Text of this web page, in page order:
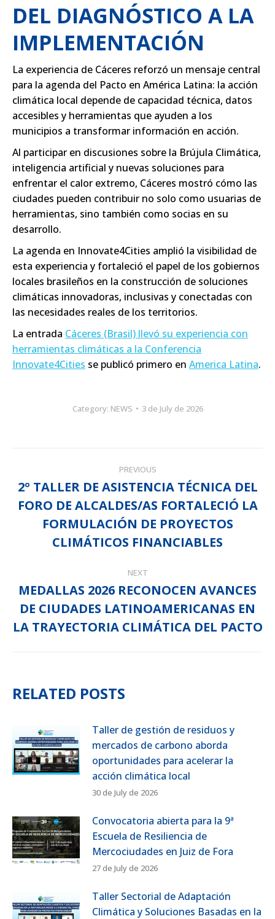
DEL DIAGNÓSTICO A LA
IMPLEMENTACIÓN
La experiencia de Cáceres reforzó un mensaje central
para la agenda del Pacto en América Latina: la acción
climática local depende de capacidad técnica, datos
accesibles y herramientas que ayuden a los
municipios a transformar información en acción.
Al participar en discusiones sobre la Brújula Climática,
inteligencia artificial y nuevas soluciones para
enfrentar el calor extremo, Cáceres mostró cómo las
ciudades pueden contribuir no solo como usuarias de
herramientas, sino también como socias en su
desarrollo.
La agenda en Innovate4Cities amplió la visibilidad de
esta experiencia y fortaleció el papel de los gobiernos
locales brasileños en la construcción de soluciones
climáticas innovadoras, inclusivas y conectadas con
las necesidades reales de los territorios.
La entrada Cáceres (Brasil) llevó su experiencia con
herramientas climáticas a la Conferencia
Innovate4Cities se publicó primero en America Latina.
Category: NEWS 3 de July de 2026
NAVIGATION
PREVIOUS
Previous
post:
2º TALLER DE ASISTENCIA TÉCNICA DEL
FORO DE ALCALDES/AS FORTALECIÓ LA
FORMULACIÓN DE PROYECTOS
CLIMÁTICOS FINANCIABLES
NEXT
Next
post:
MEDALLAS 2026 RECONOCEN AVANCES
DE CIUDADES LATINOAMERICANAS EN
LA TRAYECTORIA CLIMÁTICA DEL PACTO
RELATED POSTS
Taller de gestión de residuos y
mercados de carbono aborda
oportunidades para acelerar la
acción climática local
30 de July de 2026
Convocatoria abierta para la 9ª
Escuela de Resiliencia de
Mercociudades en Juiz de Fora
27 de July de 2026
Taller Sectorial de Adaptación
Climática y Soluciones Basadas en la